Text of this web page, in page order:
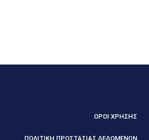
ΟΡΟΙ ΧΡΗΣΗΣ
ΠΟΛΙΤΙΚΗ ΠΡΟΣΤΑΣΙΑΣ ΔΕΔΟΜΕΝΩΝ